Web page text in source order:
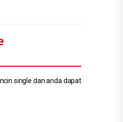
single dan anda dapat